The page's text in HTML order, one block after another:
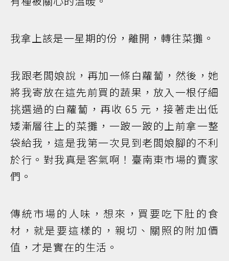
我拿上該是一星期的份，離開，轉往菜攤。
我跟老闆娘說，再加一條白蘿蔔，然後，她
將我寄放在這先前買的蔬果，放入一根仔細
挑選過的白蘿蔔，再收 65 元，接著走出低
矮漸層往上的菜攤，一跛一跛的上前拿一整
袋給我，這是我第一次見到老闆娘腳的不利
於行。對我真是客氣啊！臺南東市場的賣家
們。
傳統市場的人味，想來，買要吃下肚的食
材，就是要這樣的，親切、關照的附加價
值，才是實在的生活。